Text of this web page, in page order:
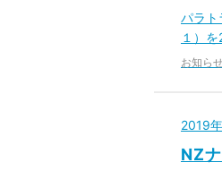
パラト
１）
お知ら
2019
NZ